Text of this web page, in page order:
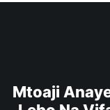
Mtoaji